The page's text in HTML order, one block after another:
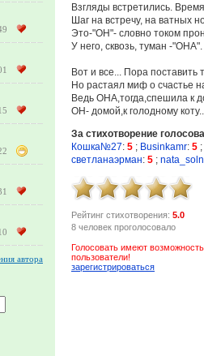
автора
Взгляды встретились.
Шаг на встречу, на ватных
Это-"ОН"- словно током
У него, сквозь, туман -"ОНА".
Вот и все... Пора поставить
Но растаял миф о счастье
Ведь ОНА,тогда,спешила к
ОН- домой,к голодному
За стихотворение
Кошка№27: 5 ; Businkamr: 5 ;
светланаэрман: 5 ;
Рейтинг стихотворения: 5.0
8 человек проголосовало
Голосовать имеют
пользователи!
зарегистрироваться